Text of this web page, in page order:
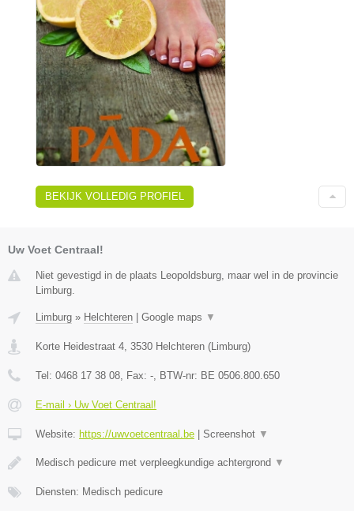
BEKIJK VOLLEDIG PROFIEL
Uw Voet Centraal!
Niet gevestigd in de plaats Leopoldsburg, maar wel in de provincie
Limburg.
Limburg » Helchteren Google maps ▼
Korte Heidestraat 4 3530 Helchteren ( Limburg)
Tel: 0468 17 38 08 , Fax: - , BTW-nr: BE 0506.800.650
E-mail › Uw Voet Centraal!
Website: https://uwvoetcentraal.be Screenshot ▼
Medisch pedicure met verpleegkundige achtergrond ▼
Diensten: Medisch pedicure